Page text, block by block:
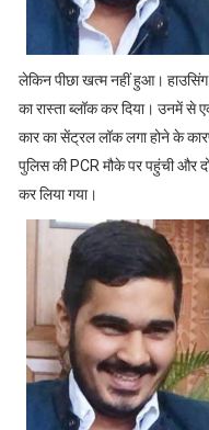
लेकिन पीछा खत्म नहीं हुआ। हाउसिंग
का रास्ता ब्लॉक कर दिया। उनमें से
कार का सेंट्रल लॉक लगा होने के
पुलिस की PCR मौके पर पहुंची और
कर लिया गया।